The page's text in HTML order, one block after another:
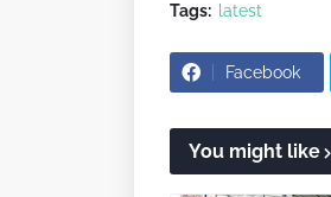
Tags: latest
Facebook
You might like